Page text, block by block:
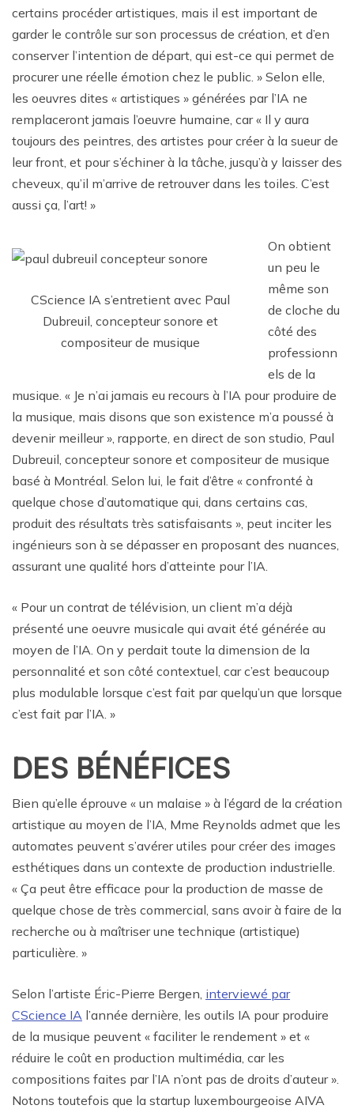
certains procéder artistiques, mais il est important de
garder le contrôle sur son processus de création, et d’en
conserver l’intention de départ, qui est-ce qui permet de
procurer une réelle émotion chez le public. » Selon elle,
les oeuvres dites « artistiques » générées par l’IA ne
remplaceront jamais l’oeuvre humaine, car « Il y aura
toujours des peintres, des artistes pour créer à la sueur de
leur front, et pour s’échiner à la tâche, jusqu’à y laisser des
cheveux, qu’il m’arrive de retrouver dans les toiles. C’est
aussi ça, l’art! »
CScience IA s’entretient avec Paul
Dubreuil, concepteur sonore et
compositeur de musique
On obtient
un peu le
même son
de cloche du
côté des
professionn
els de la
musique. « Je n’ai jamais eu recours à l’IA pour produire de
la musique, mais disons que son existence m’a poussé à
devenir meilleur », rapporte, en direct de son studio, Paul
Dubreuil, concepteur sonore et compositeur de musique
basé à Montréal. Selon lui, le fait d’être « confronté à
quelque chose d’automatique qui, dans certains cas,
produit des résultats très satisfaisants », peut inciter les
ingénieurs son à se dépasser en proposant des nuances,
assurant une qualité hors d’atteinte pour l’IA.
« Pour un contrat de télévision, un client m’a déjà
présenté une oeuvre musicale qui avait été générée au
moyen de l’IA. On y perdait toute la dimension de la
personnalité et son côté contextuel, car c’est beaucoup
plus modulable lorsque c’est fait par quelqu’un que lorsque
c’est fait par l’IA. »
DES BÉNÉFICES
Bien qu’elle éprouve « un malaise » à l’égard de la création
artistique au moyen de l’IA, Mme Reynolds admet que les
automates peuvent s’avérer utiles pour créer des images
esthétiques dans un contexte de production industrielle.
« Ça peut être efficace pour la production de masse de
quelque chose de très commercial, sans avoir à faire de la
recherche ou à maîtriser une technique (artistique)
particulière. »
Selon l’artiste Éric-Pierre Bergen, interviewé par
CScience IA l’année dernière, les outils IA pour produire
de la musique peuvent « faciliter le rendement » et «
réduire le coût en production multimédia, car les
compositions faites par l’IA n’ont pas de droits d’auteur ».
Notons toutefois que la startup luxembourgeoise AIVA